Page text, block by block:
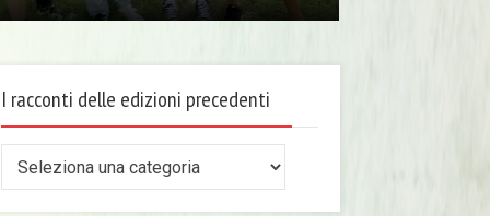
I racconti delle edizioni precedenti